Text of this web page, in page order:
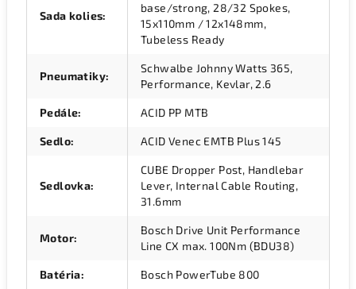
Sada kolies:
base/strong, 28/32 Spokes,
15x110mm / 12x148mm,
Tubeless Ready
Pneumatiky:
Schwalbe Johnny Watts 365,
Performance, Kevlar, 2.6
Pedále: ACID PP MTB
Sedlo: ACID Venec EMTB Plus 145
Sedlovka:
CUBE Dropper Post, Handlebar
Lever, Internal Cable Routing,
31.6mm
Motor:
Bosch Drive Unit Performance
Line CX max. 100Nm (BDU38)
Batéria: Bosch PowerTube 800